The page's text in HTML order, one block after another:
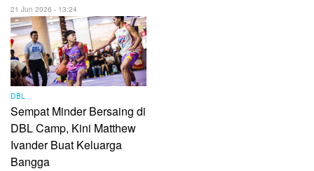
21 Jun 2026 - 13:24
DBL
Sempat Minder Bersaing di
DBL Camp, Kini Matthew
Ivander Buat Keluarga
Bangga